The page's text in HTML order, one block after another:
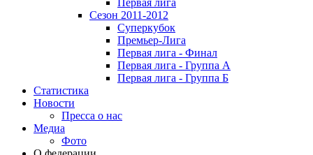
Сезон 2011-2012
Суперкубок
Премьер-Лига
Первая лига - Финал
Первая лига - Группа А
Первая лига - Группа Б
Статистика
Новости
Пресса о нас
Медиа
Фото